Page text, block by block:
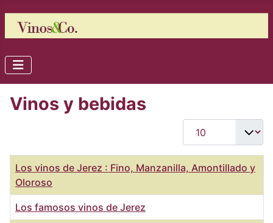
Vinos y bebidas
Cantidad
Título
Los vinos de Jerez : Fino, Manzanilla, Amontillado y
Oloroso
Los famosos vinos de Jerez